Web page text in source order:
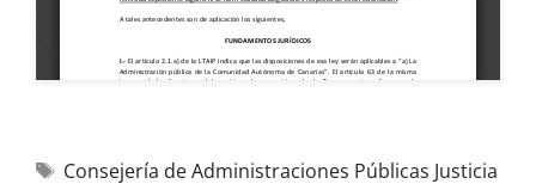
Consejería de Administraciones Públicas Justicia